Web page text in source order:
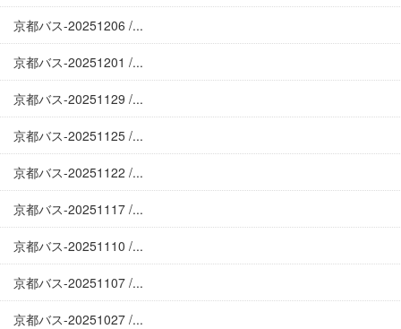
京都バス-20251206 /...
京都バス-20251201 /...
京都バス-20251129 /...
京都バス-20251125 /...
京都バス-20251122 /...
京都バス-20251117 /...
京都バス-20251110 /...
京都バス-20251107 /...
京都バス-20251027 /...